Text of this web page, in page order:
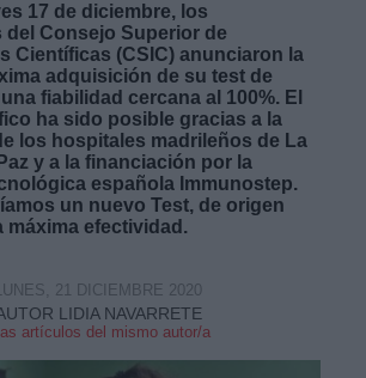
17 de diciembre, los
Consejo Superior de
Científicas (CSIC) anunciaron la
adquisición de su test de
fiabilidad cercana al 100%. El
ha sido posible gracias a la
los hospitales madrileños de La
y a la financiación por la
española Immunostep.
un nuevo Test, de origen
máxima efectividad.
LIDIA NAVARRETE
artículos del mismo autor/a
21 DICIEMBRE 2020